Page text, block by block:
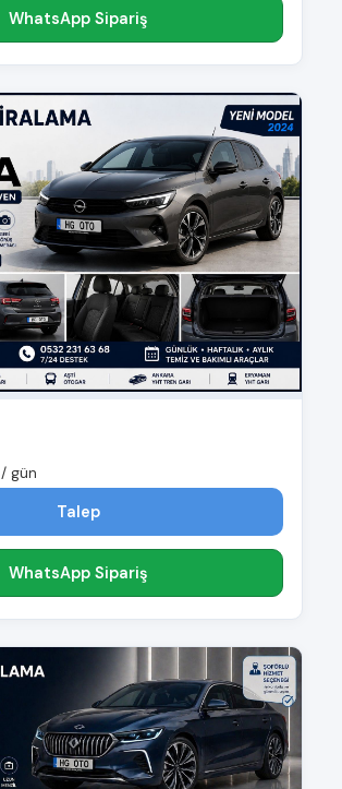
WhatsApp Sipariş
/ gün
Talep
WhatsApp Sipariş